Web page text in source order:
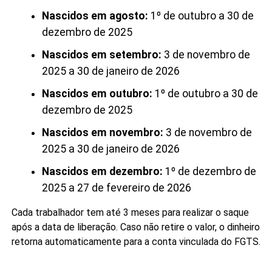
Nascidos em agosto: 1º de outubro a 30 de
dezembro de 2025
Nascidos em setembro: 3 de novembro de
2025 a 30 de janeiro de 2026
Nascidos em outubro: 1º de outubro a 30 de
dezembro de 2025
Nascidos em novembro: 3 de novembro de
2025 a 30 de janeiro de 2026
Nascidos em dezembro: 1º de dezembro de
2025 a 27 de fevereiro de 2026
Cada trabalhador tem até 3 meses para realizar o saque
após a data de liberação. Caso não retire o valor, o dinheiro
retorna automaticamente para a conta vinculada do FGTS.